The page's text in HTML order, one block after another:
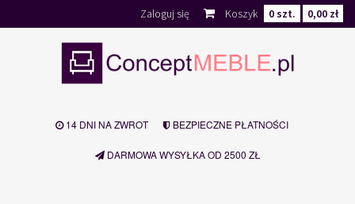
Koszyk 0szt. 0,00 zł
Zaloguj się
14 DNI NA ZWROT BEZPIECZNE PŁATNOŚCI
DARMOWA WYSYŁKA OD 2500 ZŁ